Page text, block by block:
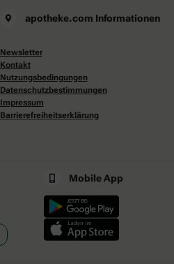
apotheke.com Informationen
Newsletter
Kontakt
Nutzungsbedingungen
Datenschutzbestimmungen
Impressum
Barrierefreiheitserklärung
Mobile App